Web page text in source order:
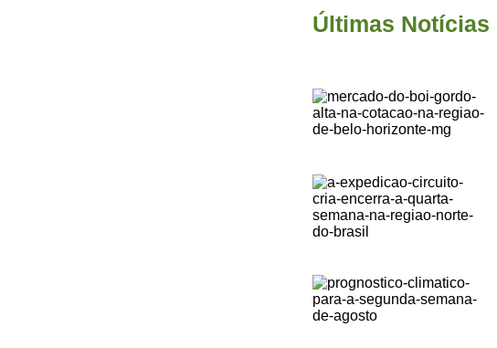
Últimas Notícias